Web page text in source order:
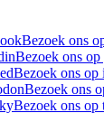
Bezoek ons
Bezoek ons
Bezoek ons op
Bezoek ons
Bezoek ons op